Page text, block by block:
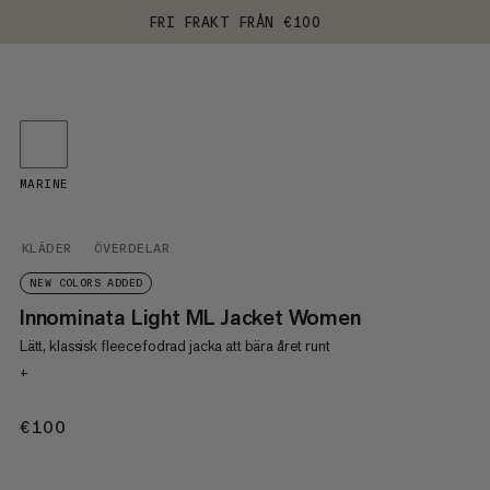
FRI FRAKT FRÅN €100
KLÄDER ÖVERDELAR
NEW COLORS ADDED
Innominata Light ML Jacket Women
Lätt, klassisk fleecefodrad jacka att bära året runt
+
€100
MARINE